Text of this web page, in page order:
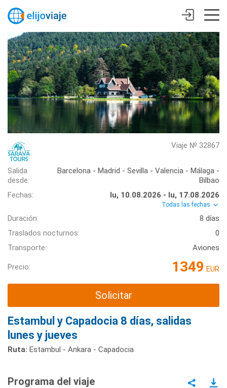
Viaje № 32867
Salida
desde:
Barcelona - Madrid - Sevilla - Valencia - Málaga -
Bilbao
Fechas:
lu, 10.08.2026 - lu, 17.08.2026
Todas las fechas
Duración:
8 días
Traslados nocturnos:
0
Transporte:
Aviones
Precio: 1349 EUR
Solicitar
Estambul y Capadocia 8 días, salidas
lunes y jueves
Ruta: Estambul - Ankara - Capadocia
Programa del viaje